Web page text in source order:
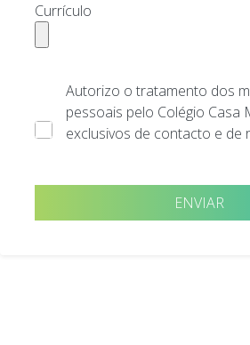
Currículo
Autorizo o tratamento dos
pessoais pelo Colégio Casa
exclusivos de contacto e de